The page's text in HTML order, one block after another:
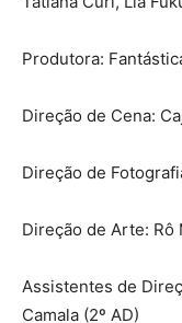
Produtora:
Direção de Cena:
Direção de
Direção de Arte: Rô
Assistentes de
Camala (2º AD)